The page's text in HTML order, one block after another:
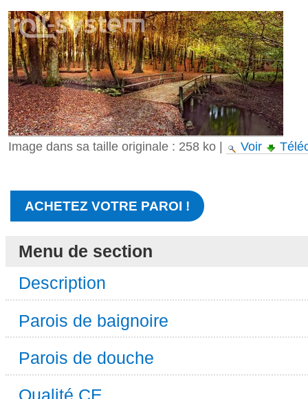
Image dans sa taille originale : 258 ko| Voir
ACHETEZ VOTRE PAROI !
Menu de section
Description
Parois de baignoire
Parois de douche
Qualité CE